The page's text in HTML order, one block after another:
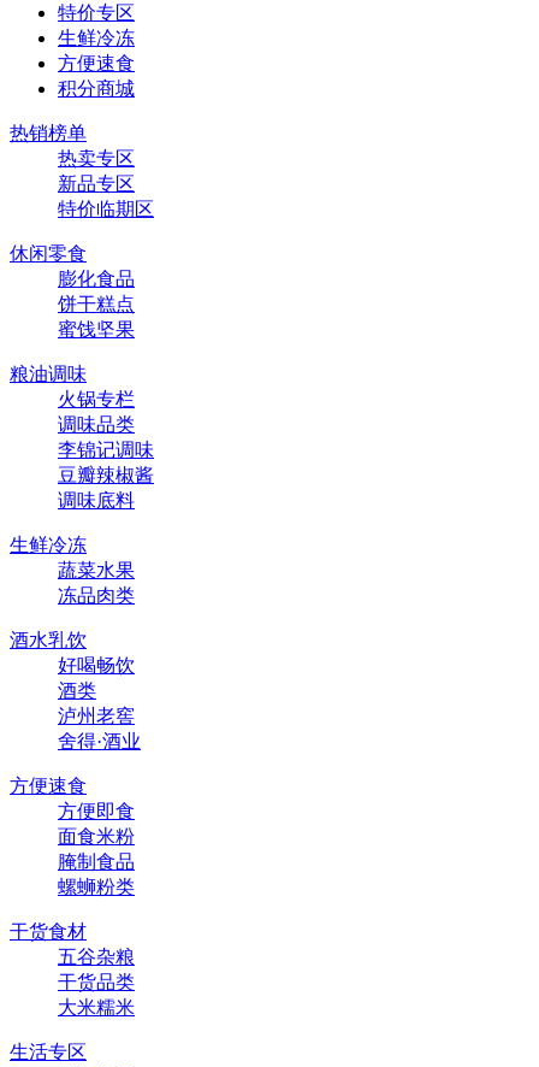
特价专区
生鲜冷冻
方便速食
积分商城
热销榜单
热卖专区
新品专区
特价临期区
休闲零食
膨化食品
饼干糕点
蜜饯坚果
粮油调味
火锅专栏
调味品类
李锦记调味
豆瓣辣椒酱
调味底料
生鲜冷冻
蔬菜水果
冻品肉类
酒水乳饮
好喝畅饮
酒类
泸州老窖
舍得·酒业
方便速食
方便即食
面食米粉
腌制食品
螺蛳粉类
干货食材
五谷杂粮
干货品类
大米糯米
生活专区